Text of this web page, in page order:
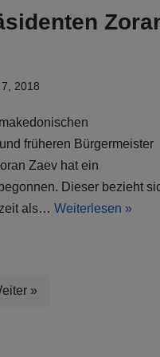
2018
früheren Bürgermeister
Zaev hat ein
Dieser bezieht
als… Weiterlesen »
»